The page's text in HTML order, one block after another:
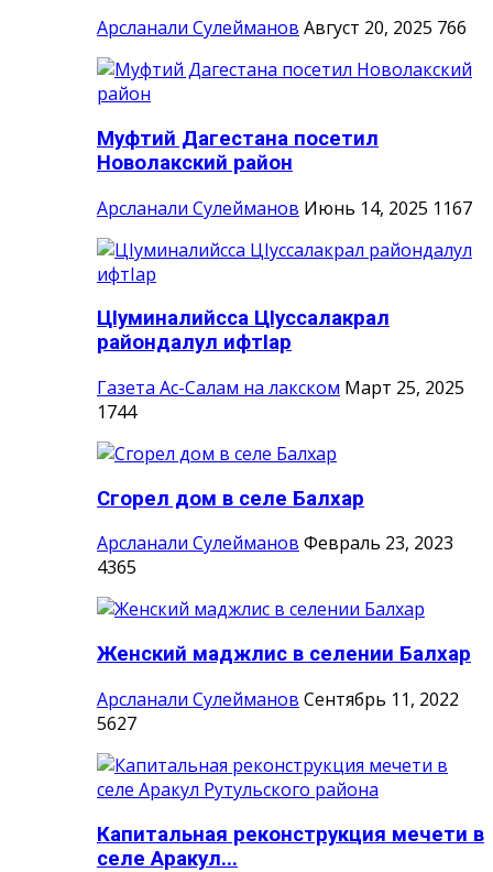
Арсланали Сулейманов Август 20, 2025 766
Муфтий Дагестана посетил
Новолакский район
Арсланали Сулейманов Июнь 14, 2025 1167
ЦIуминалийсса ЦIуссалакрал
райондалул ифтIар
Газета Ас-Салам на лакском Март 25, 2025
1744
Сгорел дом в селе Балхар
Арсланали Сулейманов Февраль 23, 2023
4365
Женский маджлис в селении Балхар
Арсланали Сулейманов Сентябрь 11, 2022
5627
Капитальная реконструкция мечети в
селе Аракул...